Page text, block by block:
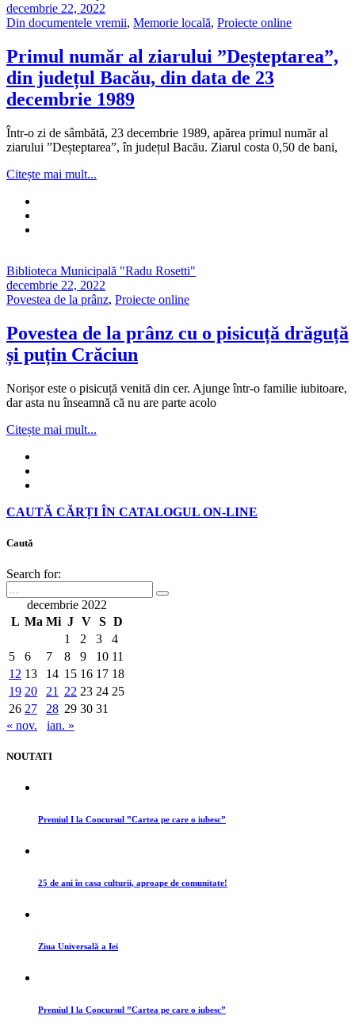
decembrie 22, 2022
Din documentele vremii, Memorie locală, Proiecte online
Primul număr al ziarului ”Deșteptarea”,
din județul Bacău, din data de 23
decembrie 1989
Într-o zi de sâmbătă, 23 decembrie 1989, apărea primul număr al
ziarului ”Deșteptarea”, în județul Bacău. Ziarul costa 0,50 de bani,
Citește mai mult...
Biblioteca Municipală "Radu Rosetti"
decembrie 22, 2022
Povestea de la prânz, Proiecte online
Povestea de la prânz cu o pisicuță drăguță
și puțin Crăciun
Norișor este o pisicuță venită din cer. Ajunge într-o familie iubitoare,
dar asta nu înseamnă că nu are parte acolo
Citește mai mult...
CAUTĂ CĂRȚI ÎN CATALOGUL ON-LINE
Caută
Search for:
decembrie 2022
L Ma Mi J V S D
1
2 3
4
5
6 7 8 9 10 11
12 13 14 15 16 17 18
19 20 21 22 23 24 25
26 27 28 29 30 31
« nov.
ian. »
NOUTATI
Premiul I la Concursul ”Cartea pe care o iubesc”
25 de ani în casa culturii, aproape de comunitate!
Ziua Universală a Iei
Premiul I la Concursul ”Cartea pe care o iubesc”